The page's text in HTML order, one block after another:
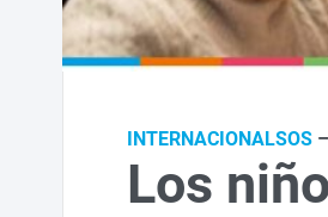
INTERNACIONALSOS
Los